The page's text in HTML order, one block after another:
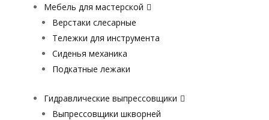
Мебель для мастерской
Верстаки слесарные
Тележки для инструмента
Сиденья механика
Подкатные лежаки
Гидравлические выпрессовщики
Выпрессовщики шкворней